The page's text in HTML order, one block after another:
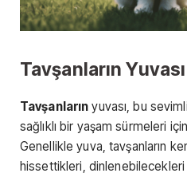
Tavşanların
Tavşanların yuvası, bu
sağlıklı bir yaşam sürmeleri
Genellikle yuva, tavşanların
hissettikleri, dinlenebilecekleri